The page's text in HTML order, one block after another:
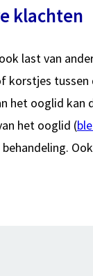
klachten
last van
het ooglid kan
het ooglid (